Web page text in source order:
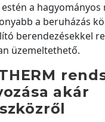
a hagyományos
a beruházás
berendezésekkel
üzemeltethető.
akár